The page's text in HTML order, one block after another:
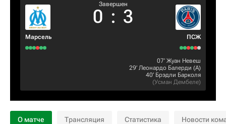
Марсель
Завершен
0 : 3
ПСЖ
07‎’‎ Жуан Невеш
29‎’‎ Леонардо Балерди (А)
40‎’‎ Брэдли Барколя
(Усман Дембеле)
О матче Трансляция Статистика Новости